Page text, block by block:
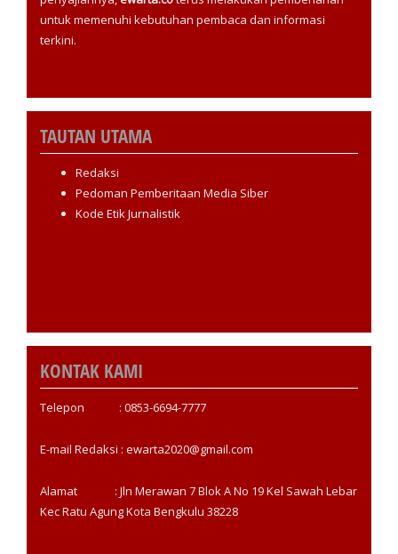
untuk memenuhi kebutuhan pembaca dan informasi
terkini.
TAUTAN UTAMA
Redaksi
Pedoman Pemberitaan Media Siber
Kode Etik Jurnalistik
KONTAK KAMI
Telepon : 0853-6694-7777
E-mail Redaksi : ewarta2020@gmail.com
Alamat : Jln Merawan 7 Blok A No 19 Kel Sawah Lebar
Kec Ratu Agung Kota Bengkulu 38228